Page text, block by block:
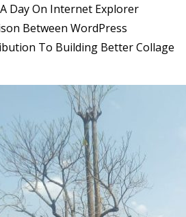
Day On Internet Explorer
Between WordPress
To Building Better Collage